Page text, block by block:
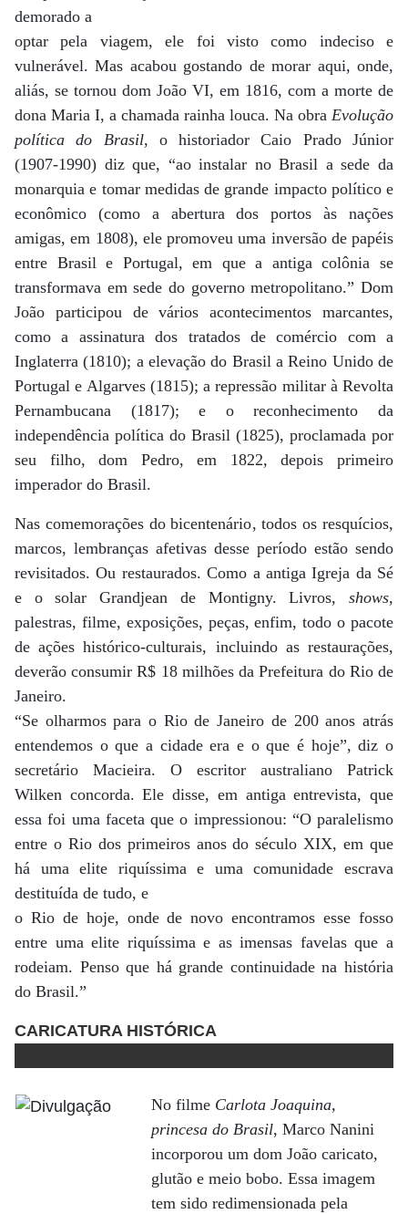
demorado a
optar pela viagem, ele foi visto como indeciso e
vulnerável. Mas acabou gostando de morar aqui, onde,
aliás, se tornou dom João VI, em 1816, com a morte de
dona Maria I, a chamada rainha louca. Na obra Evolução
política do Brasil, o historiador Caio Prado Júnior
(1907-1990) diz que, “ao instalar no Brasil a sede da
monarquia e tomar medidas de grande impacto político e
econômico (como a abertura dos portos às nações
amigas, em 1808), ele promoveu uma inversão de papéis
entre Brasil e Portugal, em que a antiga colônia se
transformava em sede do governo metropolitano.” Dom
João participou de vários acontecimentos marcantes,
como a assinatura dos tratados de comércio com a
Inglaterra (1810); a elevação do Brasil a Reino Unido de
Portugal e Algarves (1815); a repressão militar à Revolta
Pernambucana (1817); e o reconhecimento da
independência política do Brasil (1825), proclamada por
seu filho, dom Pedro, em 1822, depois primeiro
imperador do Brasil.
Nas comemorações do bicentenário, todos os resquícios,
marcos, lembranças afetivas desse período estão sendo
revisitados. Ou restaurados. Como a antiga Igreja da Sé
e o solar Grandjean de Montigny. Livros, shows,
palestras, filme, exposições, peças, enfim, todo o pacote
de ações histórico-culturais, incluindo as restaurações,
deverão consumir R$ 18 milhões da Prefeitura do Rio de
Janeiro.
“Se olharmos para o Rio de Janeiro de 200 anos atrás
entendemos o que a cidade era e o que é hoje”, diz o
secretário Macieira. O escritor australiano Patrick
Wilken concorda. Ele disse, em antiga entrevista, que
essa foi uma faceta que o impressionou: “O paralelismo
entre o Rio dos primeiros anos do século XIX, em que
há uma elite riquíssima e uma comunidade escrava
destituída de tudo, e
o Rio de hoje, onde de novo encontramos esse fosso
entre uma elite riquíssima e as imensas favelas que a
rodeiam. Penso que há grande continuidade na história
do Brasil.”
CARICATURA HISTÓRICA
No filme Carlota Joaquina,
princesa do Brasil, Marco Nanini
incorporou um dom João caricato,
glutão e meio bobo. Essa imagem
tem sido redimensionada pela